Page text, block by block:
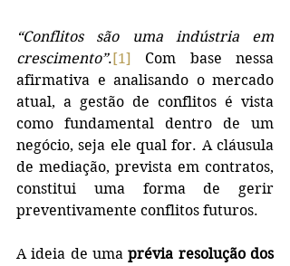
“Conflitos são uma indústria em
crescimento”.[1] Com base nessa
afirmativa e analisando o mercado
atual, a gestão de conflitos é vista
como fundamental dentro de um
negócio, seja ele qual for. A cláusula
de mediação, prevista em contratos,
constitui uma forma de gerir
preventivamente conflitos futuros.
A ideia de uma prévia resolução dos